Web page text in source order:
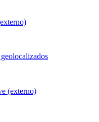
(externo)